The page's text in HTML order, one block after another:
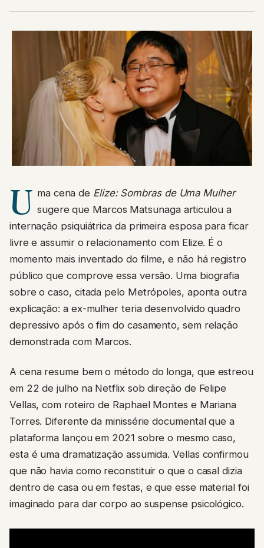
U sugere que Marcos Matsunaga articulou a
internação psiquiátrica da primeira esposa para ficar
livre e assumir o relacionamento com Elize. É o
momento mais inventado do filme, e não há registro
público que comprove essa versão. Uma biografia
sobre o caso, citada pelo Metrópoles, aponta outra
explicação: a ex-mulher teria desenvolvido quadro
depressivo após o fim do casamento, sem relação
demonstrada com Marcos.
em 22 de julho na Netflix sob direção de Felipe
Vellas, com roteiro de Raphael Montes e Mariana
Torres. Diferente da minissérie documental que a
plataforma lançou em 2021 sobre o mesmo caso,
esta é uma dramatização assumida. Vellas confirmou
que não havia como reconstituir o que o casal dizia
dentro de casa ou em festas, e que esse material foi
imaginado para dar corpo ao suspense psicológico.